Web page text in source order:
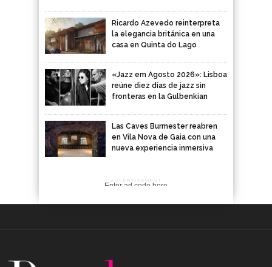
Ricardo Azevedo reinterpreta
la elegancia británica en una
casa en Quinta do Lago
«Jazz em Agosto 2026»: Lisboa
reúne diez días de jazz sin
fronteras en la Gulbenkian
Las Caves Burmester reabren
en Vila Nova de Gaia con una
nueva experiencia inmersiva
ADVERTISEMENT
Enter ad code here